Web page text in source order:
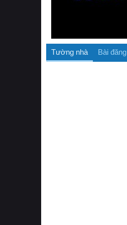
Tường nhà Bài đăng